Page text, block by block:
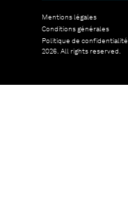
Mentions légales
Conditions générales
Politique de confidentialité
2026. All rights reserved.